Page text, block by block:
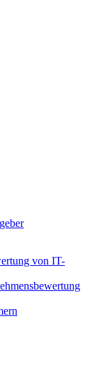
von IT-